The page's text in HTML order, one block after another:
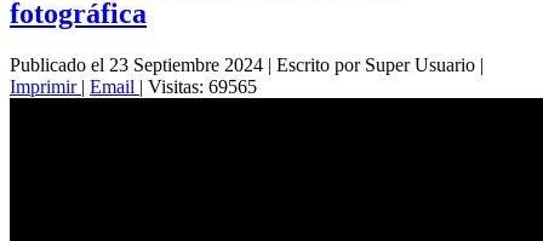
fotográfica
Publicado el 23 Septiembre 2024 | Escrito por Super Usuario |
Imprimir | Email | Visitas: 69565